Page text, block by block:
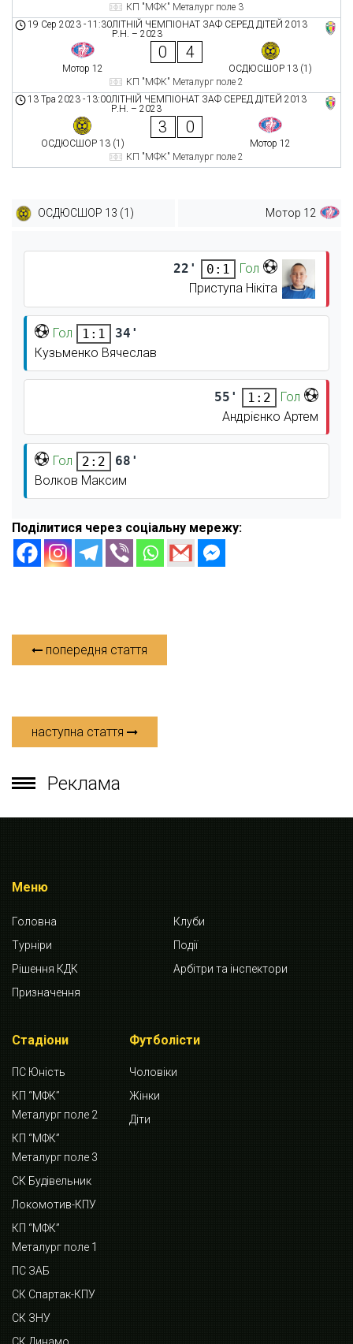
КП "МФК" Металург поле 3
ЛІТНІЙ ЧЕМПІОНАТ ЗАФ СЕРЕД ДІТЕЙ 2013
Р.Н. – 2023
19 Сер 2023 -11:30
Мотор 12
0 4
ОСДЮСШОР 13 (1)
КП "МФК" Металург поле 2
ЛІТНІЙ ЧЕМПІОНАТ ЗАФ СЕРЕД ДІТЕЙ 2013
Р.Н. – 2023
13 Тра 2023 -13:00
ОСДЮСШОР 13 (1)
3 0
Мотор 12
КП "МФК" Металург поле 2
ОСДЮСШОР 13 (1) Мотор 12
22' 0:1
Гол
Приступа Нікіта
Гол 1:1
34'
Кузьменко Вячеслав
55' 1:2
Гол
Андрієнко Артем
Гол 2:2
68'
Волков Максим
Поділитися через соціальну мережу:
попередня стаття
наступна стаття
Реклама
Меню
Головна
Клуби
Турніри
Події
Рішення КДК
Арбітри та інспектори
Призначення
Стадіони
ПС Юність
КП “МФК”
Металург поле 2
КП “МФК”
Металург поле 3
СК Будівельник
Локомотив-КПУ
КП “МФК”
Металург поле 1
ПС ЗАБ
СК Спартак-КПУ
СК ЗНУ
СК Динамо
Футболісти
Чоловіки
Жінки
Діти